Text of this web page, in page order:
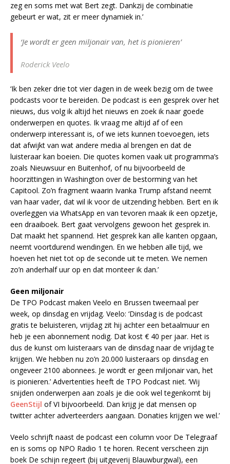
zeg en soms met wat Bert zegt. Dankzij de combinatie
gebeurt er wat, zit er meer dynamiek in.’
‘Je wordt er geen miljonair van, het is pionieren’
Roderick Veelo
‘Ik ben zeker drie tot vier dagen in de week bezig om de twee
podcasts voor te bereiden. De podcast is een gesprek over het
nieuws, dus volg ik altijd het nieuws en zoek ik naar goede
onderwerpen en quotes. Ik vraag me altijd af of een
onderwerp interessant is, of we iets kunnen toevoegen, iets
dat afwijkt van wat andere media al brengen en dat de
luisteraar kan boeien. Die quotes komen vaak uit programma’s
zoals Nieuwsuur en Buitenhof, of nu bijvoorbeeld de
hoorzittingen in Washington over de bestorming van het
Capitool. Zo’n fragment waarin Ivanka Trump afstand neemt
van haar vader, dat wil ik voor de uitzending hebben. Bert en ik
overleggen via WhatsApp en van tevoren maak ik een opzetje,
een draaiboek. Bert gaat vervolgens gewoon het gesprek in.
Dat maakt het spannend. Het gesprek kan alle kanten opgaan,
neemt voortdurend wendingen. En we hebben alle tijd, we
hoeven het niet tot op de seconde uit te meten. We nemen
zo’n anderhalf uur op en dat monteer ik dan.’
Geen miljonair
De TPO Podcast maken Veelo en Brussen tweemaal per
week, op dinsdag en vrijdag. Veelo: ‘Dinsdag is de podcast
gratis te beluisteren, vrijdag zit hij achter een betaalmuur en
heb je een abonnement nodig. Dat kost € 40 per jaar. Het is
dus de kunst om luisteraars van de dinsdag naar de vrijdag te
krijgen. We hebben nu zo’n 20.000 luisteraars op dinsdag en
ongeveer 2100 abonnees. Je wordt er geen miljonair van, het
is pionieren.’ Advertenties heeft de TPO Podcast niet. ‘Wij
snijden onderwerpen aan zoals je die ook wel tegenkomt bij
GeenStijl of VI bijvoorbeeld. Dan krijg je dat mensen op
twitter achter adverteerders aangaan. Donaties krijgen we wel.’
Veelo schrijft naast de podcast een column voor De Telegraaf
en is soms op NPO Radio 1 te horen. Recent verscheen zijn
boek De schijn regeert (bij uitgeverij Blauwburgwal), een